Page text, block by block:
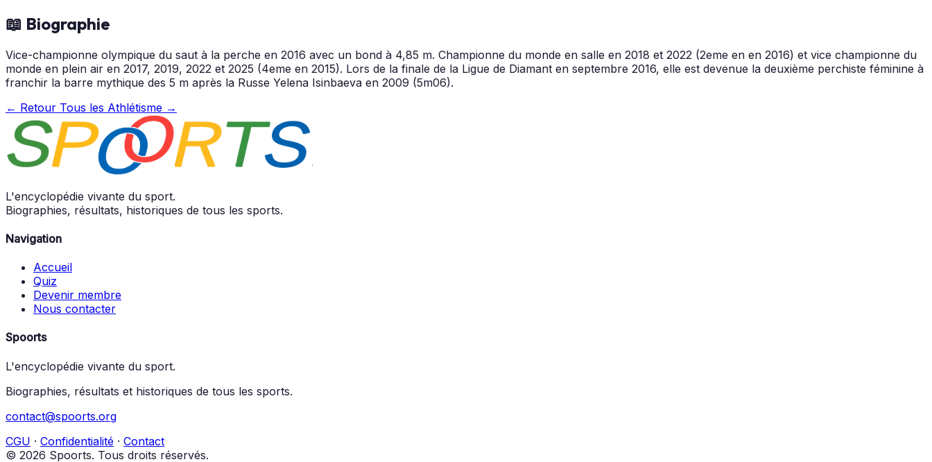
📖 Biographie
Vice-championne olympique du saut à la perche en 2016 avec un bond à 4,85 m. Championne du monde en salle en 2018 et 2022 (2eme en en 2016) et vice championne du
monde en plein air en 2017, 2019, 2022 et 2025 (4eme en 2015). Lors de la finale de la Ligue de Diamant en septembre 2016, elle est devenue la deuxième perchiste féminine à
franchir la barre mythique des 5 m après la Russe Yelena Isinbaeva en 2009 (5m06).
← Retour Tous les Athlétisme →
L'encyclopédie vivante du sport.
Biographies, résultats, historiques de tous les sports.
Navigation
Accueil
Quiz
Devenir membre
Nous contacter
Spoorts
L'encyclopédie vivante du sport.
Biographies, résultats et historiques de tous les sports.
contact@spoorts.org
CGU · Confidentialité · Contact
© 2026 Spoorts. Tous droits réservés.